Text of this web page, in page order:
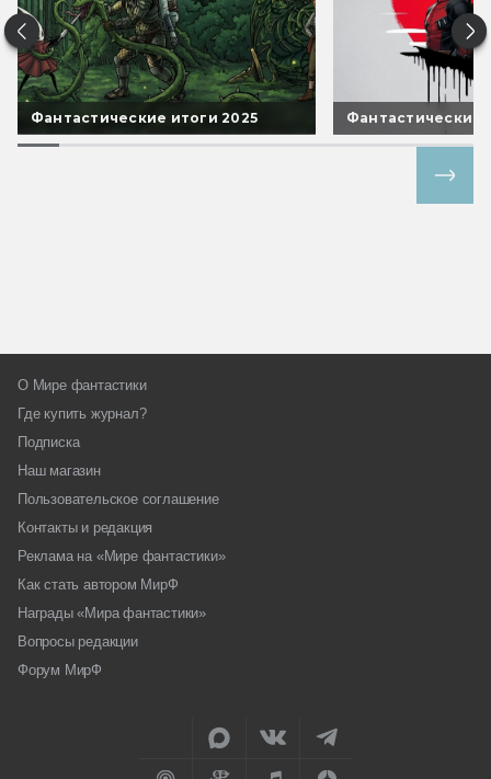
Фантастические итоги 2025 Фантастические
О Мире фантастики
Где купить журнал?
Подписка
Наш магазин
Пользовательское соглашение
Контакты и редакция
Реклама на «Мире фантастики»
Как стать автором МирФ
Награды «Мира фантастики»
Вопросы редакции
Форум МирФ